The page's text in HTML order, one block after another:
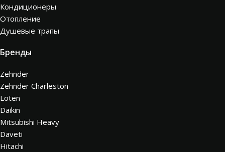
Кондиционеры
Отопление
Душевые трапы
Бренды
Zehnder
Zehnder Charleston
Loten
Daikin
Mitsubishi Heavy
Daveti
Hitachi